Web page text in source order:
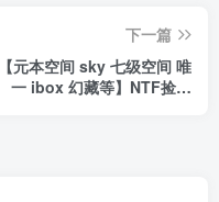
下一篇
【元本空间 sky 七级空间 唯
一 ibox 幻藏等】NTF捡漏